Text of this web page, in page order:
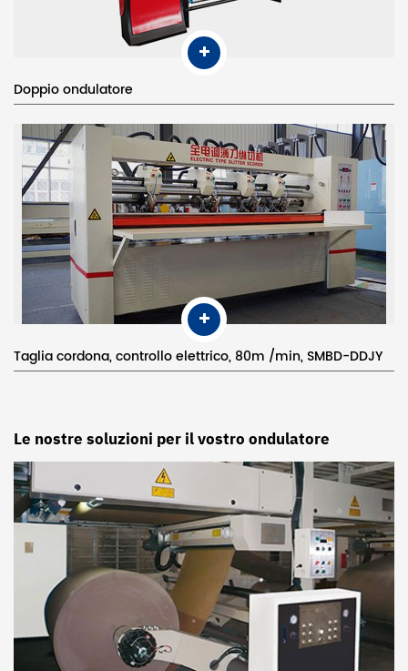
Doppio ondulatore
Taglia cordona, controllo elettrico, 80m /min, SMBD-DDJY
Le nostre soluzioni per il vostro ondulatore